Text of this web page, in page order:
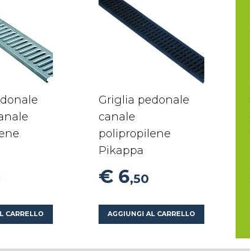
CARRELLO
Griglia pedonale
canale
polipropilene
Pikappa
€ 6,50
AGGIUNGI AL CARRELLO